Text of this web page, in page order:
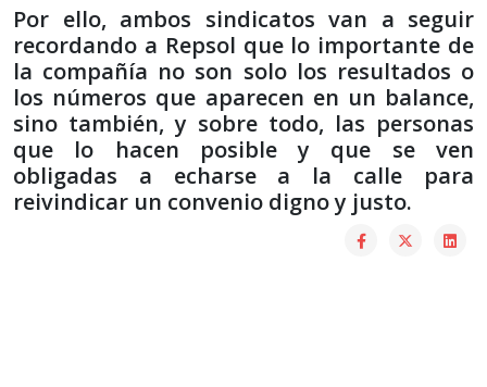
Por ello, ambos sindicatos van a seguir
recordando a Repsol que lo importante de
la compañía no son solo los resultados o
los números que aparecen en un balance,
sino también, y sobre todo, las personas
que lo hacen posible y que se ven
obligadas a echarse a la calle para
reivindicar un convenio digno y justo.